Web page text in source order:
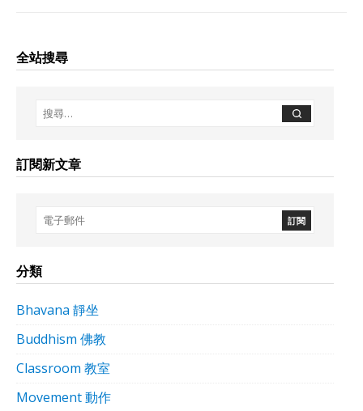
全站搜尋
訂閱新文章
分類
Bhavana 靜坐
Buddhism 佛教
Classroom 教室
Movement 動作